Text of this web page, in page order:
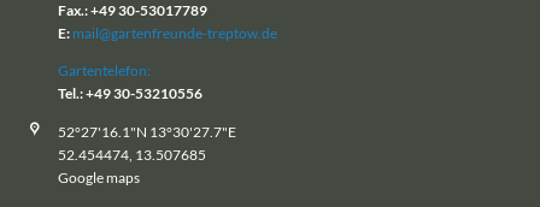
Fax.: +49 30-53017789
E: mail@gartenfreunde-treptow.de
Gartentelefon:
Tel.: +49 30-53210556
52°27'16.1"N 13°30'27.7"E
52.454474, 13.507685
Google maps